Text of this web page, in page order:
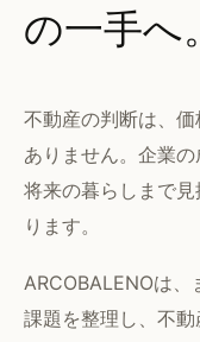
の一手へ。
不動産の判断は、
ありません。企業の
将来の暮らしまで
ります。
ARCOBALENOは
課題を整理し、不